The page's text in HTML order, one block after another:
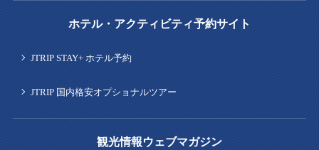
ホテル・アクティビティ予約サイト
JTRIP STAY+ ホテル予約
JTRIP 国内格安オプショナルツアー
観光情報ウェブマガジン